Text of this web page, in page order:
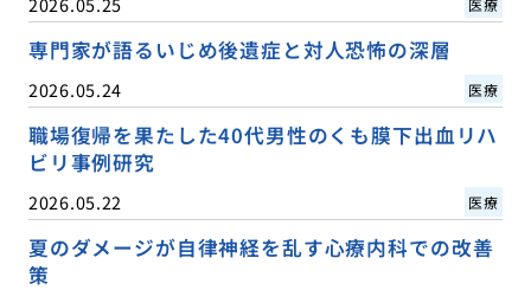
専門家が語るいじめ後遺症と対人恐怖の深層
2026.05.24 医療
職場復帰を果たした40代男性のくも膜下出血リハ
ビリ事例研究
2026.05.22 医療
夏のダメージが自律神経を乱す心療内科での改善
策